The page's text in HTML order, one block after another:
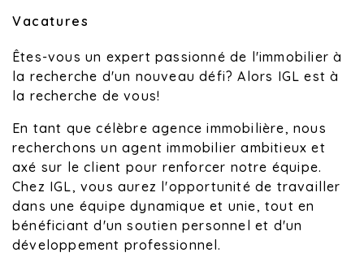
Vacatures
Êtes-vous un expert passionné de l'immobilier à
la recherche d'un nouveau défi? Alors IGL est à
la recherche de vous!
En tant que célèbre agence immobilière, nous
recherchons un agent immobilier ambitieux et
axé sur le client pour renforcer notre équipe.
Chez IGL, vous aurez l'opportunité de travailler
dans une équipe dynamique et unie, tout en
bénéficiant d'un soutien personnel et d'un
développement professionnel.